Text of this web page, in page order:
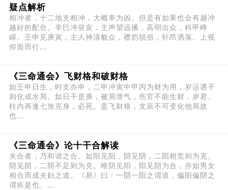
疑点解析
相冲者，十二地支相冲，大概率为凶。但是有如果也会有越冲
越好的配合。辛巳冲癸亥，主声望远播，高明出众，科甲峥
嵘。壬申见庚寅，主人神清貌众，襟韵脱俗，轩昂洒落。上视
仰面而行...
《三命通会》飞财格和破财格
如壬申日生，时支亦申，二申冲寅中甲丙为财为用，岁运遇子
则化成水局。如日干是庚，被局泄气，伤官不能生财，岁君、
柱内再逢七煞克身，必死。盖飞财格，支辰不可变化他局故
也...
《三命通会》论十干合解读
夫合者，乃和谐之合。如阳见阳，阴见阴，二阳相竞则为克。
阴见阴，二阴不足则为克。唯阴见阳，阳见阴为合，亦如男女
相合而成夫妇之道。《易》曰：一阴一阳之谓道，偏阳偏阴之
谓疾是也。...